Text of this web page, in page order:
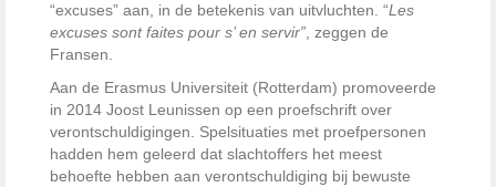
“excuses” aan, in de betekenis van uitvluchten. “Les
excuses sont faites pour s’ en servir”, zeggen de
Fransen.
Aan de Erasmus Universiteit (Rotterdam) promoveerde
in 2014 Joost Leunissen op een proefschrift over
verontschuldigingen. Spelsituaties met proefpersonen
hadden hem geleerd dat slachtoffers het meest
behoefte hebben aan verontschuldiging bij bewuste